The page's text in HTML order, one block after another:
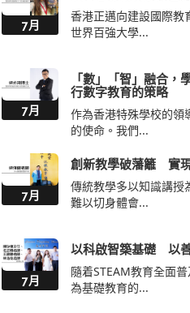
7月
香港正邁向建設國際教
世界百強大學...
7月
「數」「智」融合，
行數字教育的策略
作為香港特殊學校的領
的使命。我們...
7月
創新教學破藩籬 實
傳統教學多以知識講授
難以切身體會...
7月
以科啟智築基礎 以
隨着STEAM教育全面
為基礎教育的...